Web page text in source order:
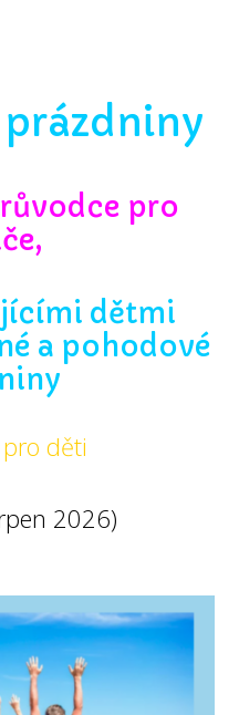
pro
dětmi
a pohodové
děti
2026)